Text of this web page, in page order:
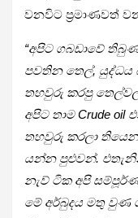
වනවිට ප්‍රමාණවත්
“අපිට ගබඩාවේ
පවතින තෙල්, යුද්ධය
තහවුරු කරපු
අපිට තාම Crude
තහවුරු කරලා
යන්න පුළුවන්.
නැව් ටික අපි
මේ අර්බුදය මතු වුණ